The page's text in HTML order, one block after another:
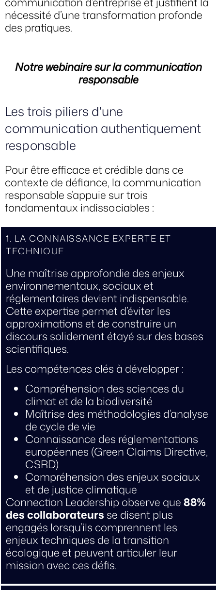
nécessité d’une transformation profonde
des pratiques.
Notre webinaire sur la communication
responsable
Les trois piliers d'une
communication authentiquement
responsable
Pour être efficace et crédible dans ce
contexte de défiance, la communication
responsable s’appuie sur trois
fondamentaux indissociables :
1. LA CONNAISSANCE EXPERTE ET
TECHNIQUE
Une maîtrise approfondie des enjeux
environnementaux, sociaux et
réglementaires devient indispensable.
Cette expertise permet d’éviter les
approximations et de construire un
discours solidement étayé sur des bases
scientifiques.
Les compétences clés à développer :
Compréhension des sciences du
climat et de la biodiversité
Maîtrise des méthodologies d’analyse
de cycle de vie
Connaissance des réglementations
européennes (Green Claims Directive,
CSRD)
Compréhension des enjeux sociaux
et de justice climatique
Connection Leadership observe que88%
des collaborateurs se disent plus
engagés lorsqu’ils comprennent les
enjeux techniques de la transition
écologique et peuvent articuler leur
mission avec ces défis.